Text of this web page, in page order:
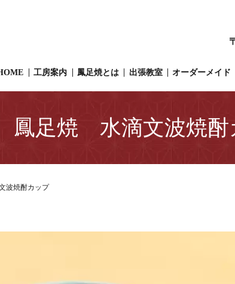
工房案内 鳳足焼とは 出張教室 オーダーメイド
鳳足焼 水滴文波焼酎
波焼酎カップ